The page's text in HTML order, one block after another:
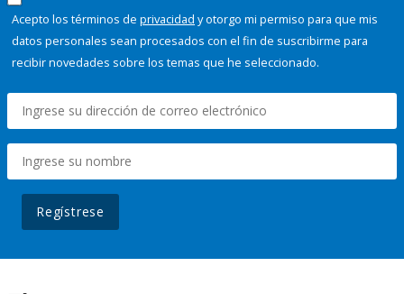
Acepto los términos de privacidad y otorgo mi permiso para que mis
datos personales sean procesados con el fin de suscribirme para
recibir novedades sobre los temas que he seleccionado.
Regístrese